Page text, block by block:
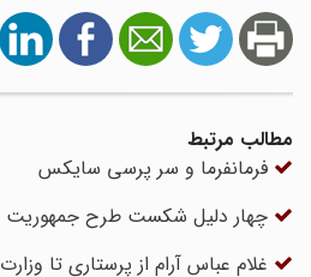
مطالب مرتبط
فرمانفرما و سر پرسی سایکس
چهار دلیل شکست طرح جمهوریت
غلام عباس آرام از پرستاری تا وزارت